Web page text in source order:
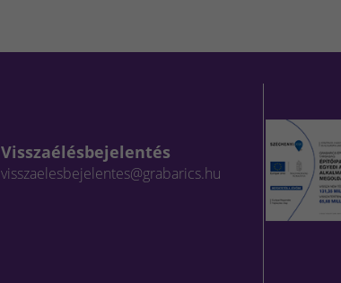
Visszaélésbejelentés
visszaelesbejelentes@grabarics.hu